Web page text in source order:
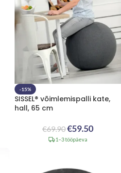
-15%
SISSEL® võimlemispalli kate,
hall, 65 cm
€69.90€59.50
1–3 tööpäeva